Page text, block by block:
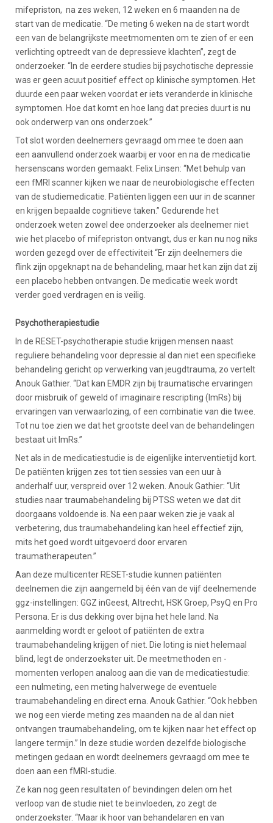
mifepriston, na zes weken, 12 weken en 6 maanden na de
start van de medicatie. “De meting 6 weken na de start wordt
een van de belangrijkste meetmomenten om te zien of er een
verlichting optreedt van de depressieve klachten”, zegt de
onderzoeker. “In de eerdere studies bij psychotische depressie
was er geen acuut positief effect op klinische symptomen. Het
duurde een paar weken voordat er iets veranderde in klinische
symptomen. Hoe dat komt en hoe lang dat precies duurt is nu
ook onderwerp van ons onderzoek.”
Tot slot worden deelnemers gevraagd om mee te doen aan
een aanvullend onderzoek waarbij er voor en na de medicatie
hersenscans worden gemaakt. Felix Linsen: “Met behulp van
een fMRI scanner kijken we naar de neurobiologische effecten
van de studiemedicatie. Patiënten liggen een uur in de scanner
en krijgen bepaalde cognitieve taken.” Gedurende het
onderzoek weten zowel dee onderzoeker als deelnemer niet
wie het placebo of mifepriston ontvangt, dus er kan nu nog niks
worden gezegd over de effectiviteit “Er zijn deelnemers die
flink zijn opgeknapt na de behandeling, maar het kan zijn dat zij
een placebo hebben ontvangen. De medicatie week wordt
verder goed verdragen en is veilig.
Psychotherapiestudie
In de RESET-psychotherapie studie krijgen mensen naast
reguliere behandeling voor depressie al dan niet een specifieke
behandeling gericht op verwerking van jeugdtrauma, zo vertelt
Anouk Gathier. “Dat kan EMDR zijn bij traumatische ervaringen
door misbruik of geweld of imaginaire rescripting (ImRs) bij
ervaringen van verwaarlozing, of een combinatie van die twee.
Tot nu toe zien we dat het grootste deel van de behandelingen
bestaat uit ImRs.”
Net als in de medicatiestudie is de eigenlijke interventietijd kort.
De patiënten krijgen zes tot tien sessies van een uur à
anderhalf uur, verspreid over 12 weken. Anouk Gathier: “Uit
studies naar traumabehandeling bij PTSS weten we dat dit
doorgaans voldoende is. Na een paar weken zie je vaak al
verbetering, dus traumabehandeling kan heel effectief zijn,
mits het goed wordt uitgevoerd door ervaren
traumatherapeuten.”
Aan deze multicenter RESET-studie kunnen patiënten
deelnemen die zijn aangemeld bij één van de vijf deelnemende
ggz-instellingen: GGZ inGeest, Altrecht, HSK Groep, PsyQ en Pro
Persona. Er is dus dekking over bijna het hele land. Na
aanmelding wordt er geloot of patiënten de extra
traumabehandeling krijgen of niet. Die loting is niet helemaal
blind, legt de onderzoekster uit. De meetmethoden en -
momenten verlopen analoog aan die van de medicatiestudie:
een nulmeting, een meting halverwege de eventuele
traumabehandeling en direct erna. Anouk Gathier. “Ook hebben
we nog een vierde meting zes maanden na de al dan niet
ontvangen traumabehandeling, om te kijken naar het effect op
langere termijn.” In deze studie worden dezelfde biologische
metingen gedaan en wordt deelnemers gevraagd om mee te
doen aan een fMRI-studie.
Ze kan nog geen resultaten of bevindingen delen om het
verloop van de studie niet te beïnvloeden, zo zegt de
onderzoekster. “Maar ik hoor van behandelaren en van